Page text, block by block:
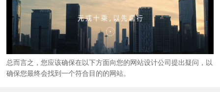
总而言之，您应该确保在以下方面向您的网站设计公司提出疑问，以
确保您最终会找到一个符合目的的网站。